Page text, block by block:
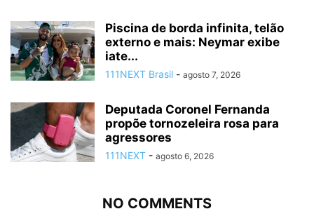
Piscina de borda infinita, telão
externo e mais: Neymar exibe
iate...
111NEXT Brasil - agosto 7, 2026
Deputada Coronel Fernanda
propõe tornozeleira rosa para
agressores
111NEXT - agosto 6, 2026
NO COMMENTS